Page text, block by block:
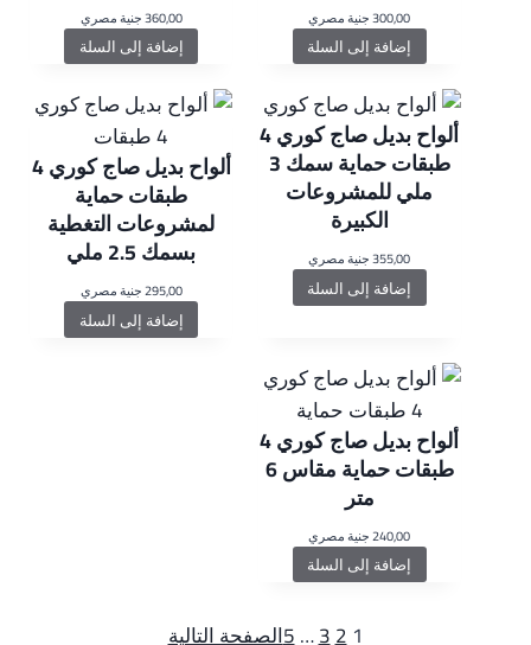
300,00جنية مصري
إضافة إلى السلة
360,00جنية مصري
إضافة إلى السلة
ألواح بديل صاج كوري 4
طبقات حماية سمك 3
ملي للمشروعات
الكبيرة
355,00جنية مصري
إضافة إلى السلة
ألواح بديل صاج كوري 4
طبقات حماية
لمشروعات التغطية
بسمك 2.5 ملي
295,00جنية مصري
إضافة إلى السلة
ألواح بديل صاج كوري 4
طبقات حماية مقاس 6
متر
240,00جنية مصري
إضافة إلى السلة
1
2
3
…
5الصفحة التالية